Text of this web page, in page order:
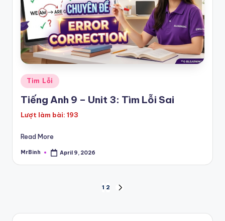
Posted
in
Tìm Lỗi
Tiếng Anh 9 – Unit 3: Tìm Lỗi Sai
Lượt làm bài: 193
Read More
Posted
MrBinh April 9, 2026
pagination
1 2